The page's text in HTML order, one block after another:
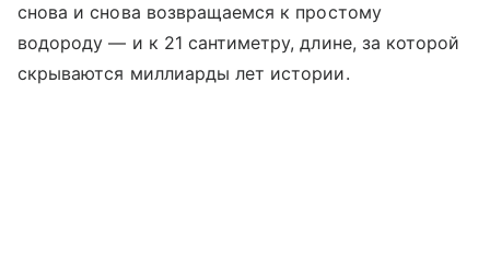
снова и снова возвращаемся к простому
водороду — и к 21 сантиметру, длине, за которой
скрываются миллиарды лет истории.